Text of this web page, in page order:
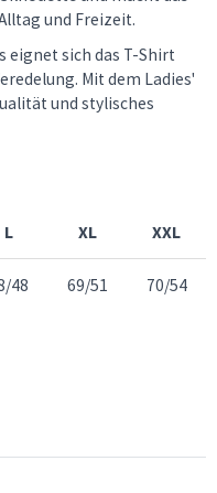
und Freizeit.
eignet sich das T-Shirt
Mit dem Ladies'
und stylisches
L XL XXL
48 69/51 70/54